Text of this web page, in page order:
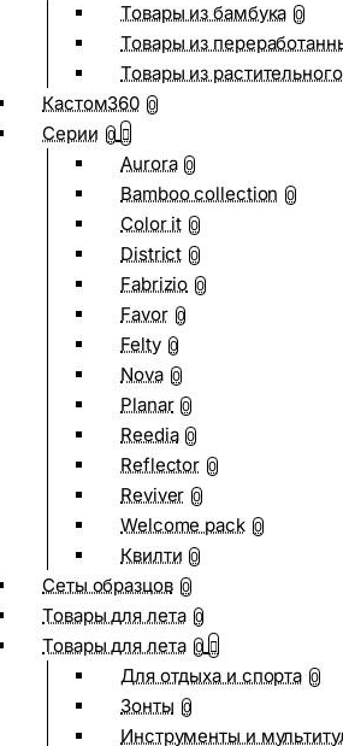
Товары из бамбука 0
Товары из
Товары из
Кастом360 0
Серии 0
Aurora 0
Bamboo collection 0
Color it 0
District 0
Fabrizio 0
Favor 0
Felty 0
Nova 0
Planar 0
Reedia 0
Reflector 0
Reviver 0
Welcome pack 0
Квилти 0
Сеты образцов 0
Товары для лета 0
Товары для лета 0
Для отдыха и спорта 0
Зонты 0
Инструменты и